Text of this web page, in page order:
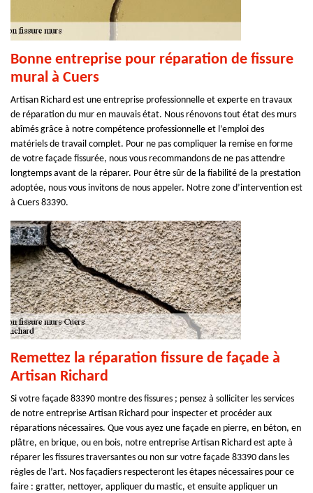
Bonne entreprise pour réparation de fissure
mural à Cuers
Artisan Richard est une entreprise professionnelle et experte en travaux
de réparation du mur en mauvais état. Nous rénovons tout état des murs
abîmés grâce à notre compétence professionnelle et l’emploi des
matériels de travail complet. Pour ne pas compliquer la remise en forme
de votre façade fissurée, nous vous recommandons de ne pas attendre
longtemps avant de la réparer. Pour être sûr de la fiabilité de la prestation
adoptée, nous vous invitons de nous appeler. Notre zone d’intervention est
à Cuers 83390.
Remettez la réparation fissure de façade à
Artisan Richard
Si votre façade 83390 montre des fissures ; pensez à solliciter les services
de notre entreprise Artisan Richard pour inspecter et procéder aux
réparations nécessaires. Que vous ayez une façade en pierre, en béton, en
plâtre, en brique, ou en bois, notre entreprise Artisan Richard est apte à
réparer les fissures traversantes ou non sur votre façade 83390 dans les
règles de l’art. Nos façadiers respecteront les étapes nécessaires pour ce
faire : gratter, nettoyer, appliquer du mastic, et ensuite appliquer un